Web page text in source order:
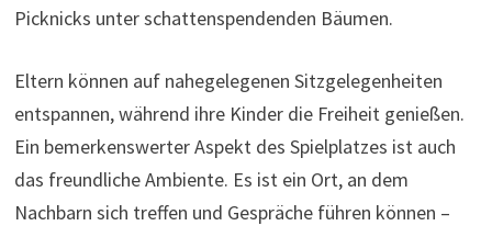
Picknicks unter schattenspendenden Bäumen.
Eltern können auf nahegelegenen Sitzgelegenheiten
entspannen, während ihre Kinder die Freiheit genießen.
Ein bemerkenswerter Aspekt des Spielplatzes ist auch
das freundliche Ambiente. Es ist ein Ort, an dem
Nachbarn sich treffen und Gespräche führen können –